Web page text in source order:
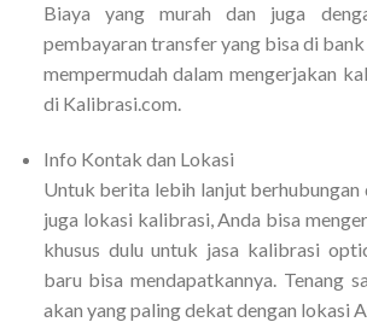
Biaya yang murah dan juga
pembayaran transfer yang bisa di
mempermudah dalam mengerjakan
di Kalibrasi.com.
Info Kontak dan Lokasi
Untuk berita lebih lanjut berhubungan
juga lokasi kalibrasi, Anda bisa
khusus dulu untuk jasa kalibrasi
baru bisa mendapatkannya. Tenang
akan yang paling dekat dengan lokasi